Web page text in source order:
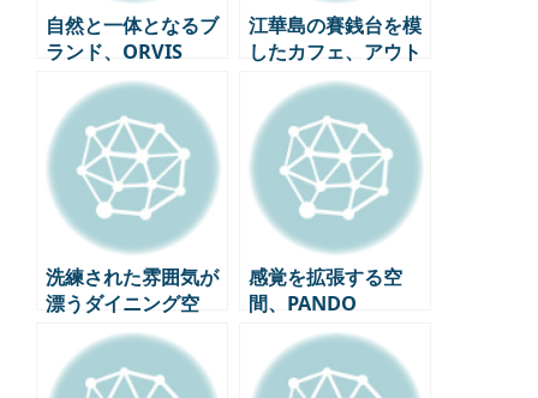
自然と一体となるブ
ランド、ORVIS
江華島の賽銭台を模
したカフェ、アウト
洗練された雰囲気が
漂うダイニング空
間、パティナ
感覚を拡張する空
間、PANDO